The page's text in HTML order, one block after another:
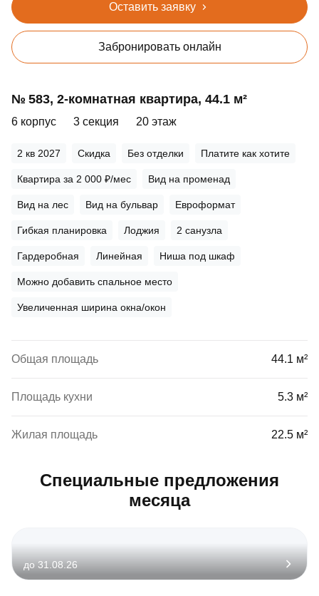
Оставить заявку
Забронировать онлайн
№ 583, 2‑комнатная квартира, 44.1 м²
6 корпус 3 секция 20 этаж
2 кв 2027 Скидка Без отделки Платите как хотите
Квартира за 2 000 ₽/мес Вид на променад
Вид на лес Вид на бульвар Евроформат
Гибкая планировка Лоджия 2 санузла
Гардеробная Линейная Ниша под шкаф
Можно добавить спальное место
Увеличенная ширина окна/окон
Общая площадь 44.1 м²
Площадь кухни 5.3 м²
Жилая площадь 22.5 м²
Специальные предложения
месяца
до 31.08.26